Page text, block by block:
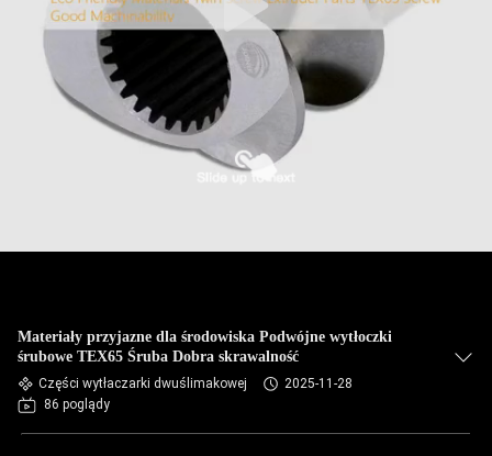
Materiały przyjazne dla środowiska Podwójne wytłoczki
śrubowe TEX65 Śruba Dobra skrawalność
Części wytłaczarki dwuślimakowej
2025-11-28
86 poglądy